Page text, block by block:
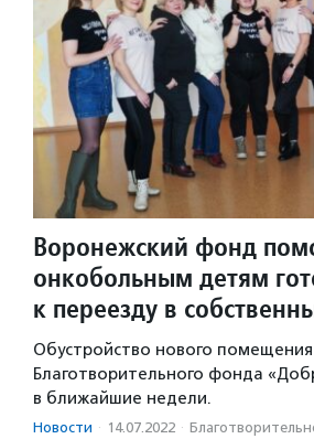
Воронежский фонд
онкобольным детям
к переезду в
Обустройство нового помещения
Благотворительного фонда
в ближайшие недели.
Новости · 14.07.2022 ·